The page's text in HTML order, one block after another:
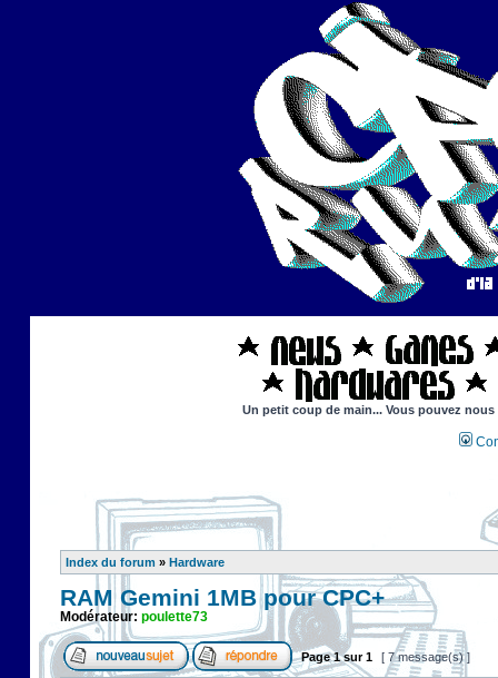
Un petit coup de main... Vous pouvez
Index du forum » Hardware
RAM Gemini 1MB pour CPC+
Modérateur: poulette73
Page1sur1 [ 7 message(s) ]